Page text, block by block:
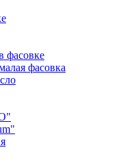
фасовке
фасовка